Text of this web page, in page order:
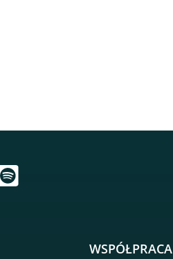
sghsgh
linkedin sgh
youtube sgh
serwisu flickr sgh
do serwisu instagram sgh
do serwisu spotify sgh
WSPÓŁPRACA